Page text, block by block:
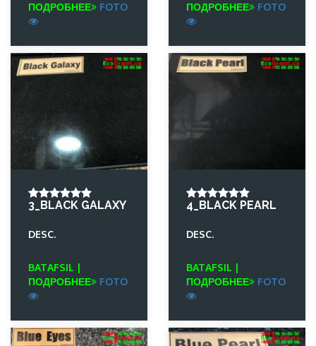
ПОДРОБНЕЕ
FOTO
ПОДРОБНЕЕ
FOTO
3_BLACK GALAXY
DESC.
BATAFSIL |
ПОДРОБНЕЕ
FOTO
4_BLACK PEARL
DESC.
BATAFSIL |
ПОДРОБНЕЕ
FOTO